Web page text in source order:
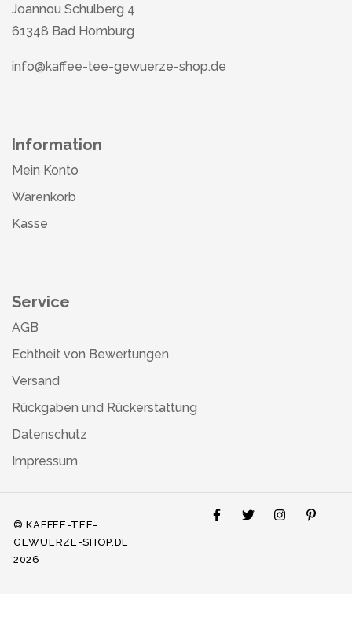
Joannou Schulberg 4
61348 Bad Homburg
info@kaffee-tee-gewuerze-shop.de
Information
Mein Konto
Warenkorb
Kasse
Service
AGB
Echtheit von Bewertungen
Versand
Rückgaben und Rückerstattung
Datenschutz
Impressum
© KAFFEE-TEE-
GEWUERZE-SHOP.DE
2026